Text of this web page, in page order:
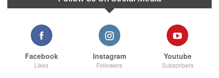
Facebook
Likes
Instagram
Followers
Youtube
Subscribers